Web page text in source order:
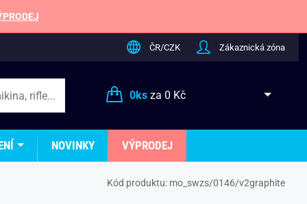
ČR/CZK Zákaznická zóna
0ksza 0 Kč
NOVINKY VÝPRODEJ
Kód produktu: mo_swzs/0146/v2graphite